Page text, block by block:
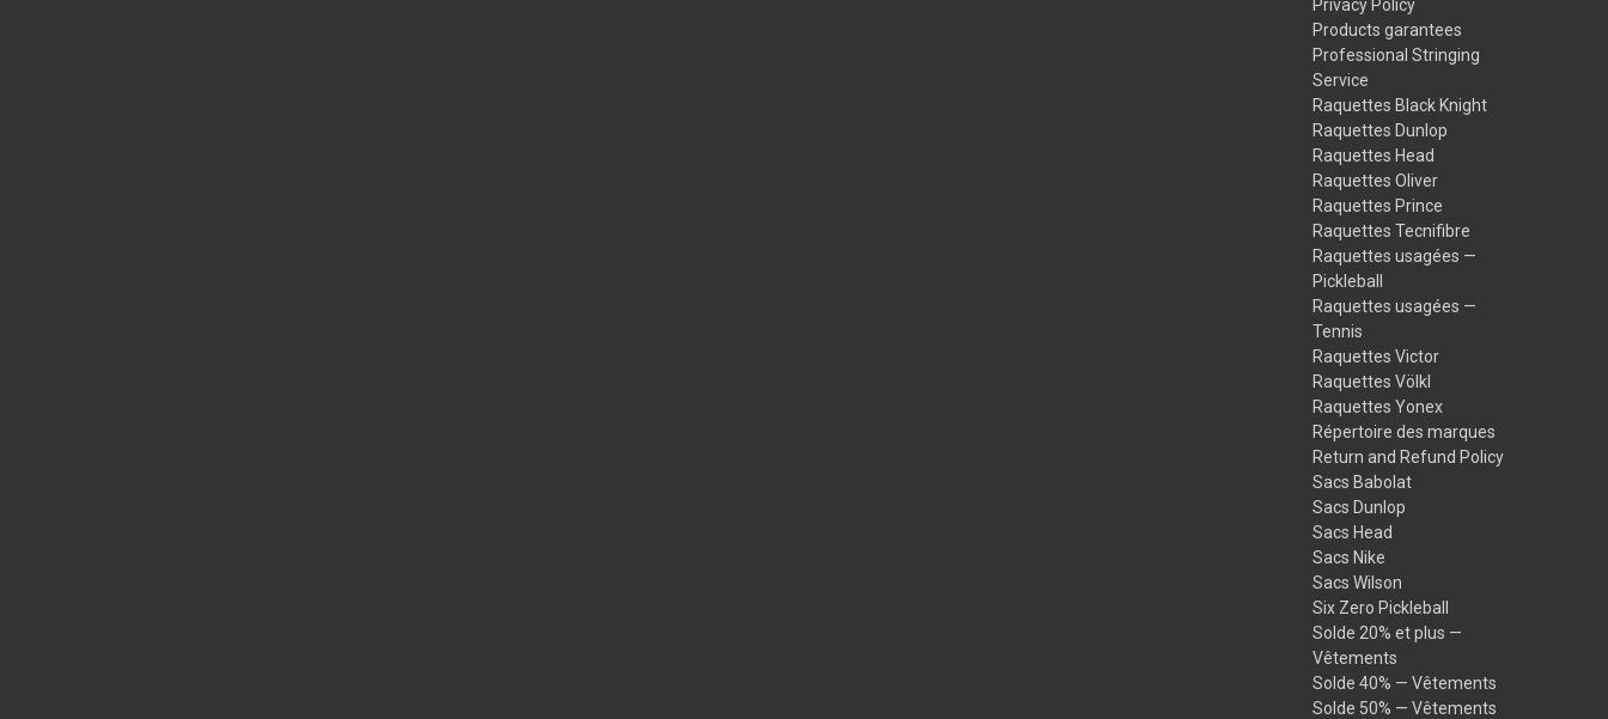
Privacy Policy
Products garantees
Professional Stringing
Service
Raquettes Black Knight
Raquettes Dunlop
Raquettes Head
Raquettes Oliver
Raquettes Prince
Raquettes Tecnifibre
Raquettes usagées —
Pickleball
Raquettes usagées —
Tennis
Raquettes Victor
Raquettes Völkl
Raquettes Yonex
Répertoire des marques
Return and Refund Policy
Sacs Babolat
Sacs Dunlop
Sacs Head
Sacs Nike
Sacs Wilson
Six Zero Pickleball
Solde 20% et plus —
Vêtements
Solde 40% — Vêtements
Solde 50% — Vêtements